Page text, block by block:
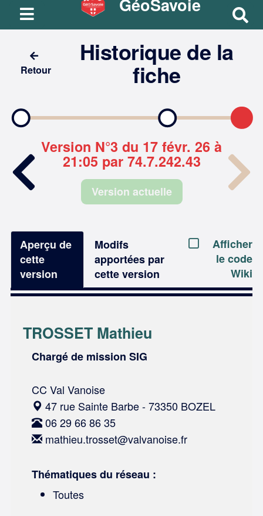
GéoSavoie
e
c
h
Retour
Historique de la
fiche
Version N°3 du 17 févr. 26 à
21:05 par 74.7.242.43
Version actuelle
Aperçu de
cette
version
Modifs
apportées par
cette version
Afficher
le code
Wiki
TROSSET Mathieu
Chargé de mission SIG
CC Val Vanoise
47 rue Sainte Barbe - 73350 BOZEL
06 29 66 86 35
mathieu.trosset@valvanoise.fr
Thématiques du réseau :
Toutes